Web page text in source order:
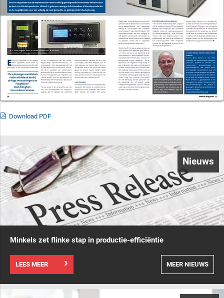
Download PDF
Nieuws
Minkels zet flinke stap in productie-efficiëntie
LEES MEER MEER NIEUWS